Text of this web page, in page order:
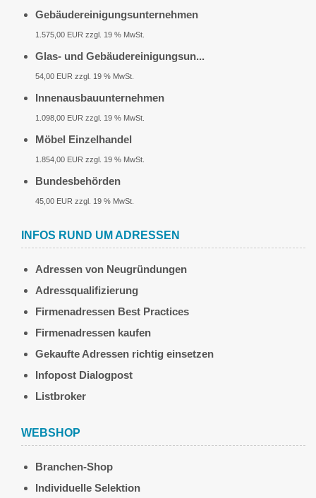
Gebäudereinigungsunternehmen
1.575,00 EUR zzgl. 19 % MwSt.
Glas- und Gebäudereinigungsun...
54,00 EUR zzgl. 19 % MwSt.
Innenausbauunternehmen
1.098,00 EUR zzgl. 19 % MwSt.
Möbel Einzelhandel
1.854,00 EUR zzgl. 19 % MwSt.
Bundesbehörden
45,00 EUR zzgl. 19 % MwSt.
INFOS RUND UM ADRESSEN
Adressen von Neugründungen
Adressqualifizierung
Firmenadressen Best Practices
Firmenadressen kaufen
Gekaufte Adressen richtig einsetzen
Infopost Dialogpost
Listbroker
WEBSHOP
Branchen-Shop
Individuelle Selektion